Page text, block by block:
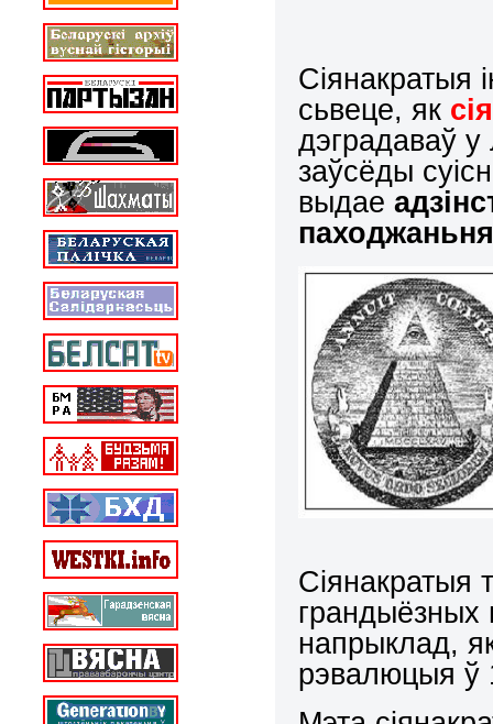
Сіянакратыя
сьвеце, як
дэградаваў
заўсёды
выдае
Сіянакратыя
грандыёзных
напрыклад,
рэвалюцыя ў